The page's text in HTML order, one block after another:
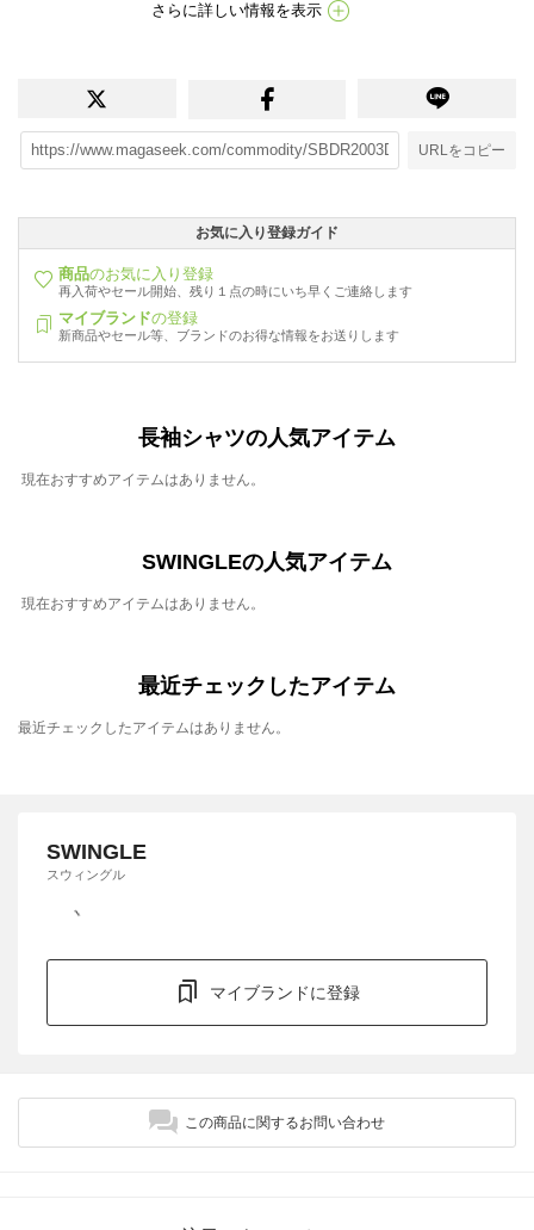
さらに詳しい情報を表示
URLをコピー
お気に入り登録ガイド
商品のお気に入り登録
再入荷やセール開始、残り１点の時にいち早くご連絡します
マイブランドの登録
新商品やセール等、ブランドのお得な情報をお送りします
長袖シャツの人気アイテム
現在おすすめアイテムはありません。
SWINGLEの人気アイテム
現在おすすめアイテムはありません。
最近チェックしたアイテム
最近チェックしたアイテムはありません。
SWINGLE
スウィングル
マイブランドに登録
この商品に関するお問い合わせ